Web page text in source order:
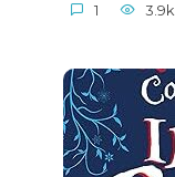
1 3.9k.